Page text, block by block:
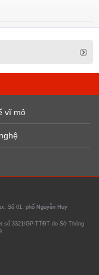
vĩ mô
Số 01, phố Nguyễn Huy
số 3321/GP-TTĐT do Sở Thông